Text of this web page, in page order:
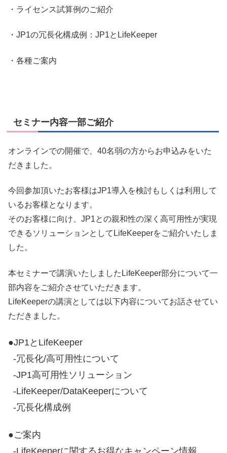
・ライセンス試算例のご紹介
・JP1の冗長化構成例：JP1とLifeKeeper
・各種ご案内
セミナー内容一部ご紹介
オンラインでの開催で、40名弱の方からお申込みをいた
だきました。
今回参加頂いたお客様はJP1導入を検討もしくは利用して
いるお客様となります。
そのお客様に向け、JP1との親和性の深く高可用性が実現
できるソリューションとしてLifeKeeperをご紹介いたしま
した。
本セミナーで講演いたしましたLifeKeeper部分について一
部内容をご紹介させていただきます。
LifeKeeperの講演としては以下内容についてお話させてい
ただきました。
●JP1とLifeKeeper
-冗長化/高可用性について
-JP1高可用性ソリューション
-LifeKeeper/DataKeeperについて
-冗長化構成例
●ご案内